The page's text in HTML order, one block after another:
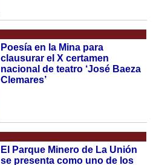
Poesía en la Mina para
clausurar el X certamen
nacional de teatro ‘José Baeza
Clemares’
El Parque Minero de La Unión
se presenta como uno de los